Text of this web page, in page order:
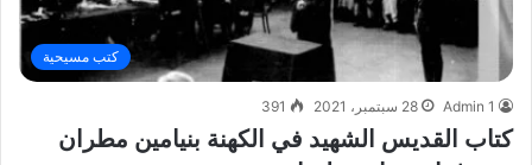
كتب مسيحية
Admin 1 28 سبتمبر، 2021 391
كتاب القديس الشهيد في الكهنة بنيامين مطران